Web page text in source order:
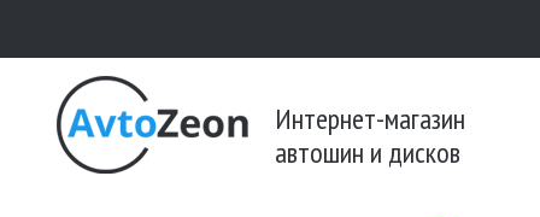
Интернет-магазин
автошин и дисков